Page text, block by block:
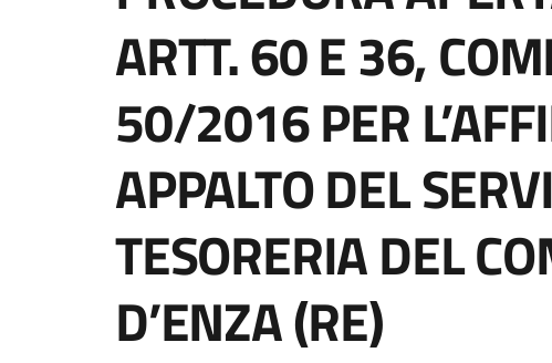
ARTT. 60 E 36,
50/2016 PER
APPALTO DEL
TESORERIA DEL
D’ENZA (RE)